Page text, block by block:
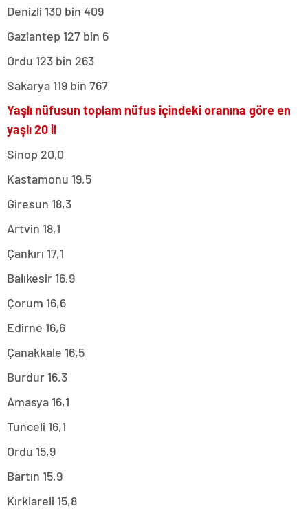
Denizli 130 bin 409
Gaziantep 127 bin 6
Ordu 123 bin 263
Sakarya 119 bin 767
Yaşlı nüfusun toplam nüfus içindeki oranına göre en
yaşlı 20 il
Sinop 20,0
Kastamonu 19,5
Giresun 18,3
Artvin 18,1
Çankırı 17,1
Balıkesir 16,9
Çorum 16,6
Edirne 16,6
Çanakkale 16,5
Burdur 16,3
Amasya 16,1
Tunceli 16,1
Ordu 15,9
Bartın 15,9
Kırklareli 15,8